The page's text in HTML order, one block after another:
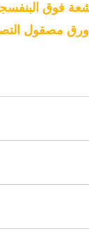
ورق مصقول